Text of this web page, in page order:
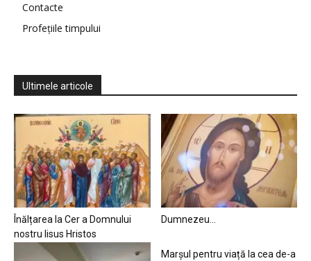
Contacte
Profețiile timpului
Ultimele articole
Înălțarea la Cer a Domnului
nostru Iisus Hristos
Dumnezeu…
Marșul pentru viață la cea de-a